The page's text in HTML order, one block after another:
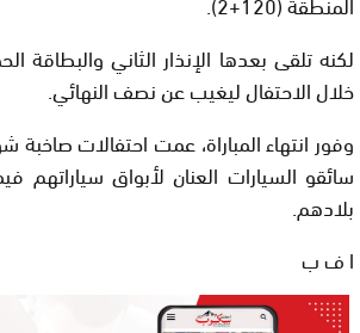
لكنه تلقى بعدها الإنذار الثاني والبطاقة
خلال الاحتفال ليغيب عن نصف النهائي.
وفور انتهاء المباراة، عمت احتفالات صاخبة
سائقو السيارات العنان لأبواق سياراتهم
بلادهم.
ا ف ب